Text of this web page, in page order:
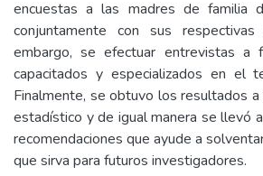
encuestas a las madres de familia
conjuntamente con sus
embargo, se efectuar entrevistas a
capacitados y especializados en el
Finalmente, se obtuvo los resultados
estadístico y de igual manera se llevó
recomendaciones que ayude a
que sirva para futuros investigadores.